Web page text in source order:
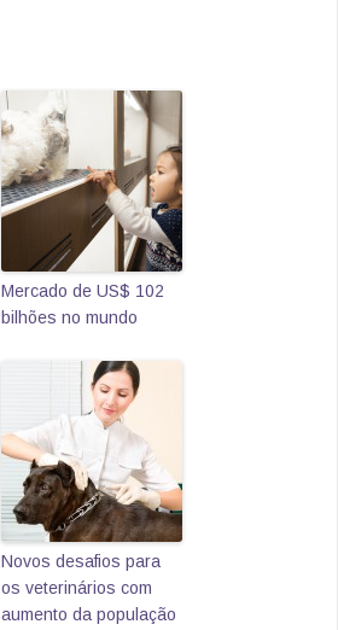
Mercado de US$ 102
bilhões no mundo
Novos desafios para
os veterinários com
aumento da população